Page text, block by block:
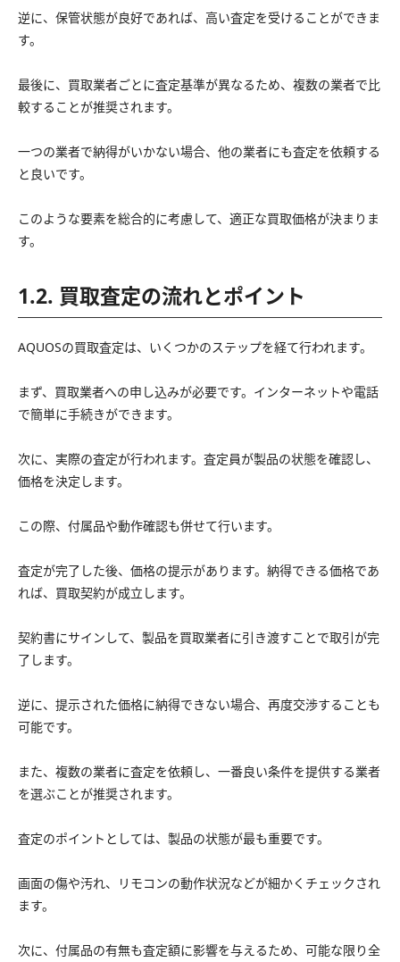
逆に、保管状態が良好であれば、高い査定を受けることができま
す。
最後に、買取業者ごとに査定基準が異なるため、複数の業者で比
較することが推奨されます。
一つの業者で納得がいかない場合、他の業者にも査定を依頼する
と良いです。
このような要素を総合的に考慮して、適正な買取価格が決まりま
す。
1.2. 買取査定の流れとポイント
AQUOSの買取査定は、いくつかのステップを経て行われます。
まず、買取業者への申し込みが必要です。インターネットや電話
で簡単に手続きができます。
次に、実際の査定が行われます。査定員が製品の状態を確認し、
価格を決定します。
この際、付属品や動作確認も併せて行います。
査定が完了した後、価格の提示があります。納得できる価格であ
れば、買取契約が成立します。
契約書にサインして、製品を買取業者に引き渡すことで取引が完
了します。
逆に、提示された価格に納得できない場合、再度交渉することも
可能です。
また、複数の業者に査定を依頼し、一番良い条件を提供する業者
を選ぶことが推奨されます。
査定のポイントとしては、製品の状態が最も重要です。
画面の傷や汚れ、リモコンの動作状況などが細かくチェックされ
ます。
次に、付属品の有無も査定額に影響を与えるため、可能な限り全